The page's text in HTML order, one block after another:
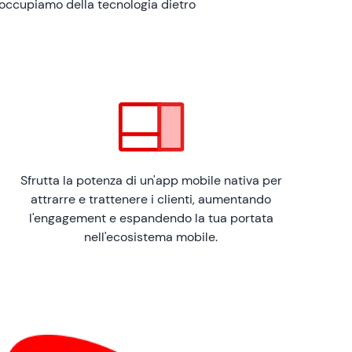
della tecnologia dietro
Sfrutta la potenza di un'app mobile nativa per
attrarre e trattenere i clienti, aumentando
l'engagement e espandendo la tua portata
nell'ecosistema mobile.